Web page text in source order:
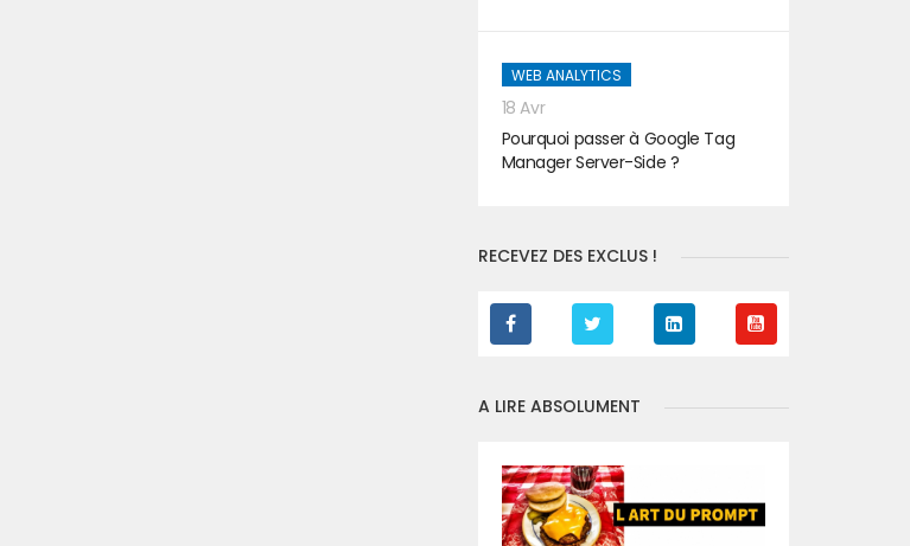
WEB ANALYTICS
18 Avr
Pourquoi passer à Google Tag
Manager Server-Side ?
RECEVEZ DES EXCLUS !
A LIRE ABSOLUMENT